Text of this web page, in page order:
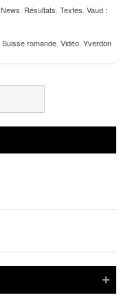
News Résultats Textes Vaud :
Suisse romande Vidéo Yverdon